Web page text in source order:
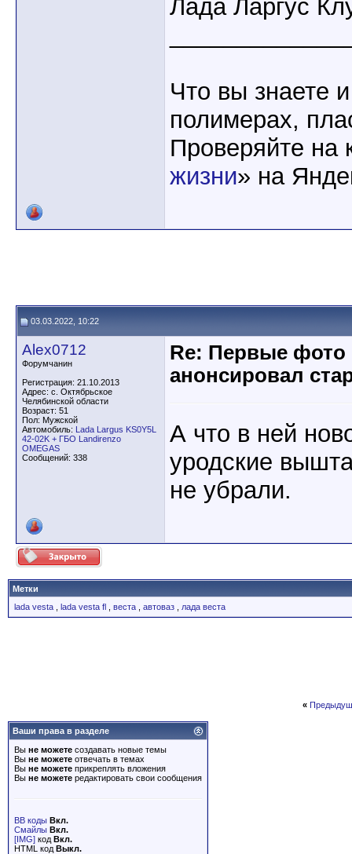
Лада Ларгус
Что вы знаете
полимерах,
Проверяйте на
жизни» на
03.03.2022, 10:22
Alex0712
Форумчанин
Регистрация: 21.10.2013
Адрес: с. Октябрьское
Челябинской области
Возраст: 51
Пол: Мужской
Автомобиль: Lada Largus KS0Y5L
42-02K + ГБО Landirenzo
OMEGAS
Сообщений: 338
Re: Первые
анонсировал
А что в ней
уродские
не убрали.
Метки
lada vesta
lada vesta fl веста автоваз лада веста
«
Ваши права в разделе
Вы не можете создавать новые темы
Вы не можете отвечать в темах
Вы не можете прикреплять вложения
Вы не можете редактировать свои сообщения
BB коды Вкл.
Смайлы Вкл.
[IMG] код Вкл.
HTML код Выкл.